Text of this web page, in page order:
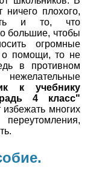
ничего плохого,
и то, что
большие, чтобы
огромные
о помощи, то не
в противном
к учебнику
4 класс"
многих